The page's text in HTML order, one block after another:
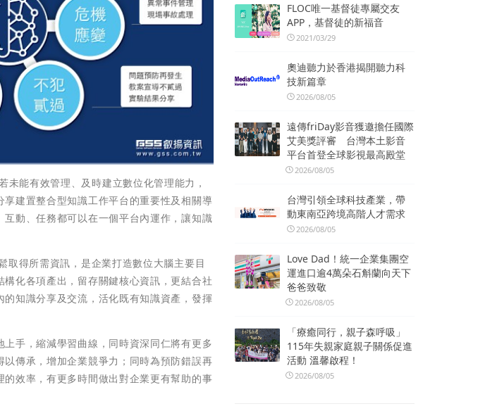
能有效管理、及時建立數位化管理能力，
建置整合型知識工作平台的重要性及相關導
動、任務都可以在一個平台內運作，讓知識
得所需資訊，是企業打造數位大腦主要目
化各項產出，留存關鍵核心資訊，更結合社
知識分享及交流，活化既有知識資產，發揮
手，縮減學習曲線，同時資深同仁將有更多
傳承，增加企業競爭力；同時為預防錯誤再
效率，有更多時間做出對企業更有幫助的事
FLOC唯一基督徒專屬交友
APP，基督徒的新福音
2021/03/29
奧迪聽力於香港揭開聽力科
技新篇章
2026/08/05
遠傳friDay影音獲邀擔任國際
艾美獎評審 台灣本土影音
平台首登全球影視最高殿堂
2026/08/05
台灣引領全球科技產業，帶
動東南亞跨境高階人才需求
2026/08/05
Love Dad！統一企業集團空
運進口逾4萬朵石斛蘭向天下
爸爸致敬
2026/08/05
「療癒同行，親子森呼吸」
115年失親家庭親子關係促進
活動 溫馨啟程！
2026/08/05